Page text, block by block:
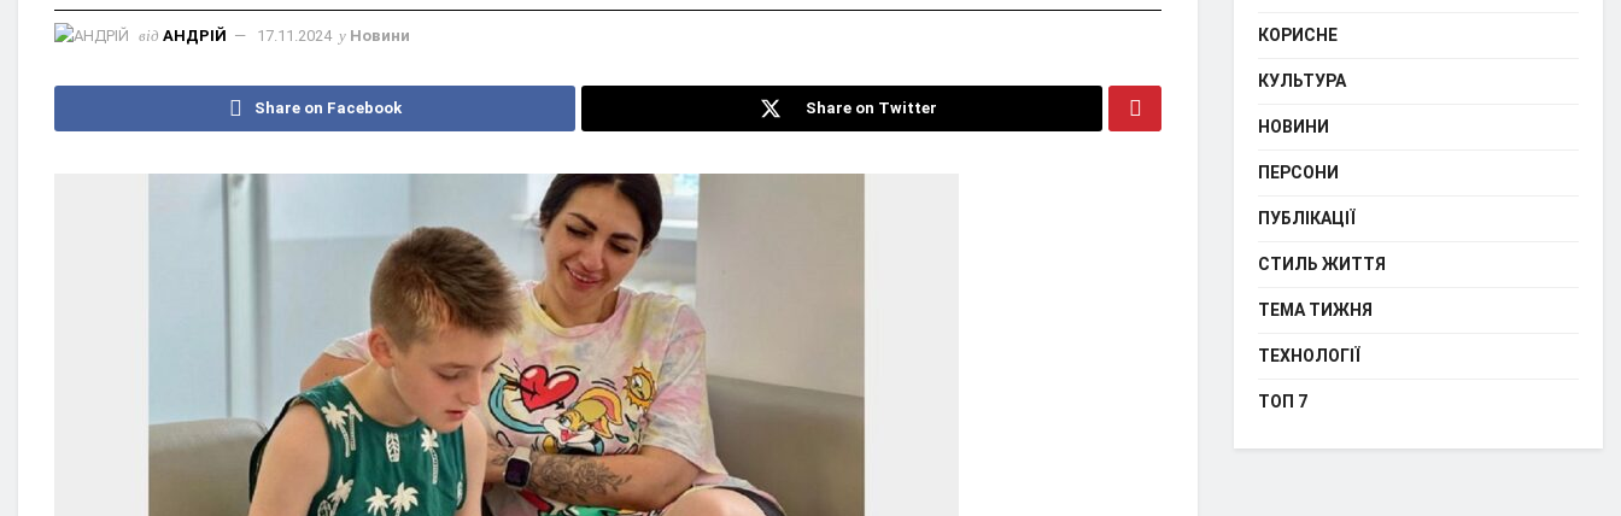
від АНДРІЙ 17.11.2024 у Новини
Share on Facebook Share on Twitter
КОРИСНЕ
КУЛЬТУРА
НОВИНИ
ПЕРСОНИ
ПУБЛІКАЦІЇ
СТИЛЬ ЖИТТЯ
ТЕМА ТИЖНЯ
ТЕХНОЛОГІЇ
ТОП 7